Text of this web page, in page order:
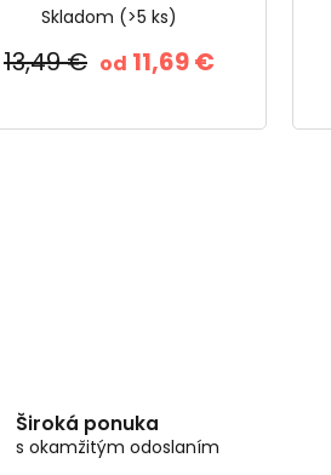
Skladom (>5 ks)
od 11,69 €
13,49 €
Široká ponuka
s okamžitým odoslaním